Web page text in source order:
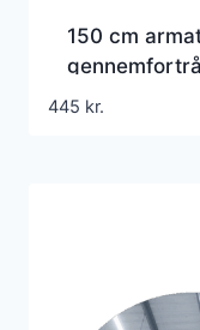
150 cm
445 kr.